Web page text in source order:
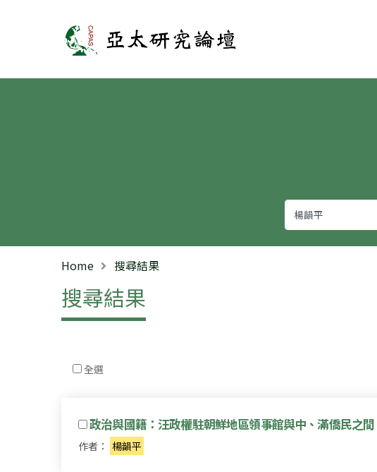
亞太研究論壇
Home 搜尋結果
搜尋結果
全選
政治與國籍：汪政權駐朝鮮地區領事館與中、滿僑民之間
作者： 楊韻平